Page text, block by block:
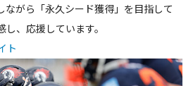
ながら「永久シード獲得」を目指して
、応援しています。
ト